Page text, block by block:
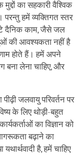
का सहकारी वैश्विक
हमें व्यक्तिगत स्तर
दैनिक काम, जैसे जल
की आवश्यकता नहीं है
होते हैं। हमें अपने
बना लेना चाहिए, और
जलवायु परिवर्तन पर
के लिए थोड़ी-बहुत
का विज्ञान को
बढ़ाने का
है, हमें चाहिए